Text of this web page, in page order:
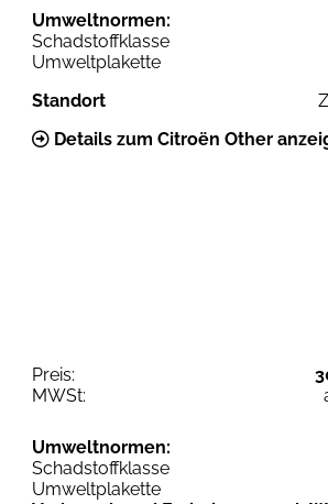
Umweltnormen:
Schadstoffklasse
Umweltplakette
Standort
Details zum Citroën Other
Preis:
MWSt:
Umweltnormen:
Schadstoffklasse
Umweltplakette